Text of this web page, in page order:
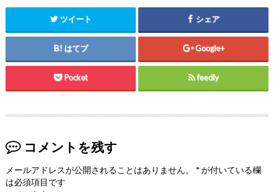
ツイート シェア
はてブ Google+
Pocket feedly
コメントを残す
メールアドレスが公開されることはありません。 *が付いている欄
は必須項目です